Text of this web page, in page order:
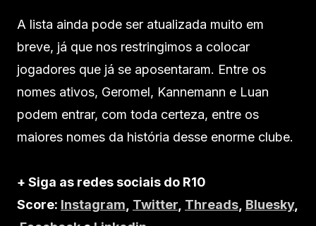
A lista ainda pode ser atualizada muito em
breve, já que nos restringimos a colocar
jogadores que já se aposentaram. Entre os
nomes ativos, Geromel, Kannemann e Luan
podem entrar, com toda certeza, entre os
maiores nomes da história desse enorme clube.
+ Siga as redes sociais do R10
Score: Instagram Twitter Threads Bluesky,